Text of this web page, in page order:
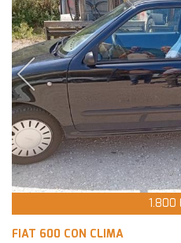
1.800
FIAT 600 CON CLIMA